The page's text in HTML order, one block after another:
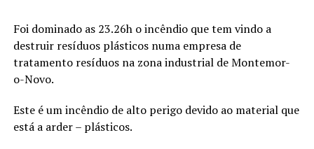
Foi dominado as 23.26h o incêndio que tem vindo a
destruir resíduos plásticos numa empresa de
tratamento resíduos na zona industrial de Montemor-
o-Novo.
Este é um incêndio de alto perigo devido ao material que
está a arder – plásticos.